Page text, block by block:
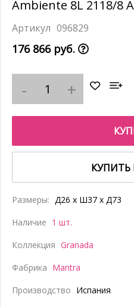
Ambiente 8L 2118/8
096829
176 866 руб.
КУПИТЬ
Размеры: Д26 x Ш37 x Д73
Наличие 1 шт.
Коллекция Granada
Фабрика Mantra
Производство Испания